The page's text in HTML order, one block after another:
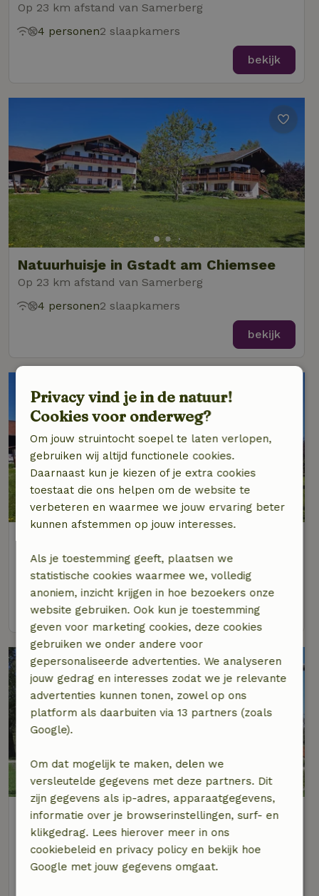
Op 23 km afstand van Samerberg
4 personen2 slaapkamers
bekijk
Natuurhuisje in Gstadt am Chiemsee
Op 23 km afstand van Samerberg
4 personen2 slaapkamers
bekijk
Op 23 km afstand van Samerberg
4 personen2 slaapkamers
bekijk
Natuurhuisje in Gstadt am Chiemsee
Op 23 km afstand van Samerberg
4 personen 2 slaapkamers
Privacy vind je in de natuur!
Cookies voor onderweg?
Om jouw struintocht soepel te laten verlopen,
gebruiken wij altijd functionele cookies.
Daarnaast kun je kiezen of je extra cookies
toestaat die ons helpen om de website te
verbeteren en waarmee we jouw ervaring beter
kunnen afstemmen op jouw interesses.
Als je toestemming geeft, plaatsen we
statistische cookies waarmee we, volledig
anoniem, inzicht krijgen in hoe bezoekers onze
website gebruiken. Ook kun je toestemming
geven voor marketing cookies, deze cookies
gebruiken we onder andere voor
gepersonaliseerde advertenties. We analyseren
jouw gedrag en interesses zodat we je relevante
advertenties kunnen tonen, zowel op ons
platform als daarbuiten via 13 partners (zoals
Google).
Om dat mogelijk te maken, delen we
versleutelde gegevens met deze partners. Dit
zijn gegevens als ip-adres, apparaatgegevens,
informatie over je browserinstellingen, surf- en
klikgedrag. Lees hierover meer in ons
cookiebeleid en privacy policy en bekijk hoe
Google met jouw gegevens omgaat.